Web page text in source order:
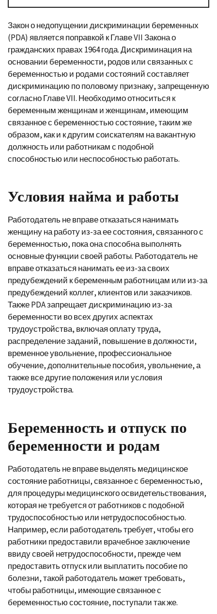
Закон о недопущении дискриминации беременных
(PDA) является поправкой к Главе VII Закона о
гражданских правах 1964 года. Дискриминация на
основании беременности, родов или связанных с
беременностью и родами состояний составляет
дискриминацию по половому признаку, запрещенную
согласно Главе VII. Необходимо относиться к
беременным женщинам и женщинам, имеющим
связанное с беременностью состояние, таким же
образом, как и к другим соискателям на вакантную
должность или работникам с подобной
способностью или неспособностью работать.
Условия найма и работы
Работодатель не вправе отказаться нанимать
женщину на работу из-за ее состояния, связанного с
беременностью, пока она способна выполнять
основные функции своей работы. Работодатель не
вправе отказаться нанимать ее из-за своих
предубеждений к беременным работницам или из-за
предубеждений коллег, клиентов или заказчиков.
Также PDA запрещает дискриминацию из-за
беременности во всех других аспектах
трудоустройства, включая оплату труда,
распределение заданий, повышение в должности,
временное увольнение, профессиональное
обучение, дополнительные пособия, увольнение, а
также все другие положения или условия
трудоустройства.
Беременность и отпуск по
беременности и родам
Работодатель не вправе выделять медицинское
состояние работницы, связанное с беременностью,
для процедуры медицинского освидетельствования,
которая не требуется от работников с подобной
трудоспособностью или нетрудоспособностью.
Например, если работодатель требует, чтобы его
работники предоставили врачебное заключение
ввиду своей нетрудоспособности, прежде чем
предоставить отпуск или выплатить пособие по
болезни, такой работодатель может требовать,
чтобы работницы, имеющие связанное с
беременностью состояние, поступали так же.